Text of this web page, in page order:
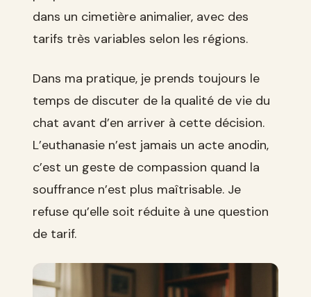
dans un cimetière animalier, avec des
tarifs très variables selon les régions.
Dans ma pratique, je prends toujours le
temps de discuter de la qualité de vie du
chat avant d’en arriver à cette décision.
L’euthanasie n’est jamais un acte anodin,
c’est un geste de compassion quand la
souffrance n’est plus maîtrisable. Je
refuse qu’elle soit réduite à une question
de tarif.